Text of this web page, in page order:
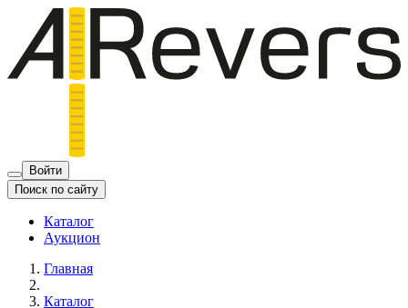
Войти
Поиск по сайту
Каталог
Аукцион
Главная
Каталог